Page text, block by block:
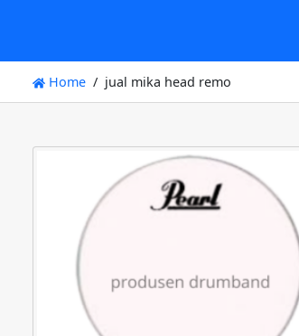
Home jual mika head remo